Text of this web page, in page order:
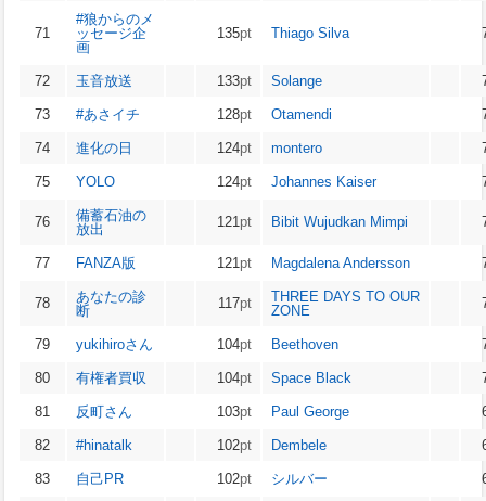
71
#狼からのメ
ッセージ企
画
135pt Thiago Silva
72 玉音放送 133pt Solange
73 #あさイチ 128pt Otamendi
74 進化の日 124pt montero
75 YOLO 124pt Johannes Kaiser
76
備蓄石油の
放出
121pt Bibit Wujudkan Mimpi
77 FANZA版 121pt Magdalena Andersson
78
あなたの診
断
117pt
THREE DAYS TO OUR
ZONE
79 yukihiroさん 104pt Beethoven
80 有権者買収 104pt Space Black
81 反町さん 103pt Paul George
82 #hinatalk 102pt Dembele
83 自己PR 102pt シルバー